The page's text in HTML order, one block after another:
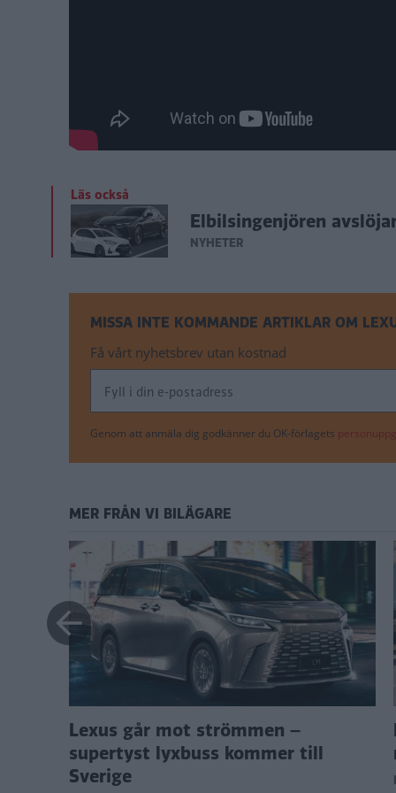
Läs också
Elbilsingenjören
NYHETER
MISSA INTE KOMMANDE ARTIKLAR OM
Få vårt nyhetsbrev utan kostnad
Genom att anmäla dig godkänner du OK-förlagets
MER FRÅN VI BILÄGARE
Lexus går mot strömmen –
supertyst lyxbuss kommer till
Sverige